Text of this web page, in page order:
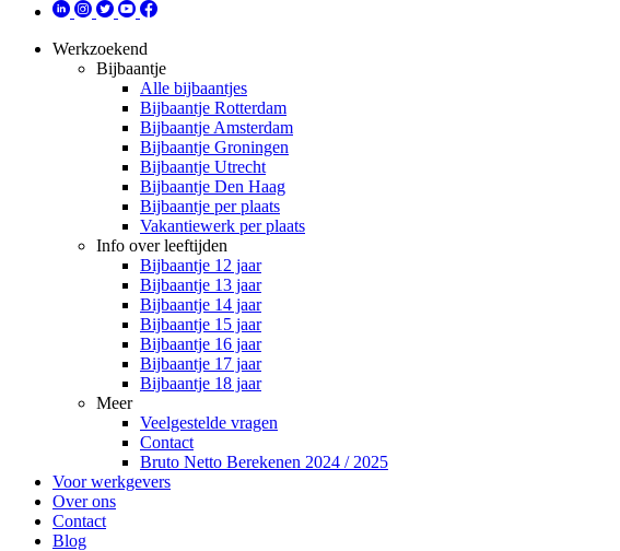
Werkzoekend
Bijbaantje
Alle bijbaantjes
Bijbaantje Rotterdam
Bijbaantje Amsterdam
Bijbaantje Groningen
Bijbaantje Utrecht
Bijbaantje Den Haag
Bijbaantje per plaats
Vakantiewerk per plaats
Info over leeftijden
Bijbaantje 12 jaar
Bijbaantje 13 jaar
Bijbaantje 14 jaar
Bijbaantje 15 jaar
Bijbaantje 16 jaar
Bijbaantje 17 jaar
Bijbaantje 18 jaar
Meer
Veelgestelde vragen
Contact
Bruto Netto Berekenen 2024 / 2025
Voor werkgevers
Over ons
Contact
Blog